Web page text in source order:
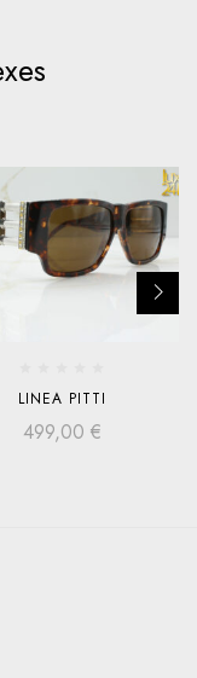
LINEA PITTI
499,00 €